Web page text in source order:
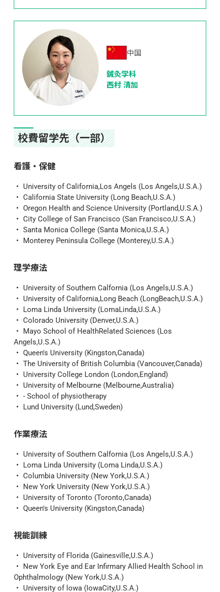
中国
鍼灸学科
西村 清加
校費留学先（一部）
看護・保健
University of California,Los Angels (Los Angels,U.S.A.)
California State University (Long Beach,U.S.A.)
Oregon Health and Science University (Portland,U.S.A.)
City College of San Francisco (San Francisco,U.S.A.)
Santa Monica College (Santa Monica,U.S.A.)
Monterey Peninsula College (Monterey,U.S.A.)
理学療法
University of Southern Calfornia (Los Angels,U.S.A.)
University of California,Long Beach (LongBeach,U.S.A.)
Loma Linda University (LomaLinda,U.S.A.)
Colorado University (Denver,U.S.A.)
Mayo School of HealthRelated Sciences (Los
Angels,U.S.A.)
Queen's University (Kingston,Canada)
The University of British Columbia (Vancouver,Canada)
University College London (London,England)
University of Melbourne (Melbourne,Australia)
- School of physiotherapy
Lund University (Lund,Sweden)
作業療法
University of Southern Calfornia (Los Angels,U.S.A.)
Loma Linda University (Loma Linda,U.S.A.)
Columbia University (New York,U.S.A.)
New York University (New York,U.S.A.)
University of Toronto (Toronto,Canada)
Queen's University (Kingston,Canada)
視能訓練
University of Florida (Gainesville,U.S.A.)
New York Eye and Ear Infirmary Allied Health School in
Ophthalmology (New York,U.S.A.)
University of lowa (IowaCity,U.S.A.)